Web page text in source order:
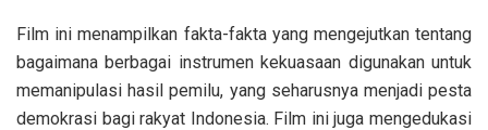
Film ini menampilkan fakta-fakta yang mengejutkan tentang
bagaimana berbagai instrumen kekuasaan digunakan untuk
memanipulasi hasil pemilu, yang seharusnya menjadi pesta
demokrasi bagi rakyat Indonesia. Film ini juga mengedukasi